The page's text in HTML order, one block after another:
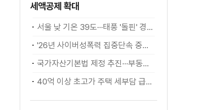
세액공제 확대
서울 낮 기온 39도···태풍 '돌핀' 경로 변수
'26년 사이버성폭력 집중단속 중간성과 발표···향후 추진계획은?
국가자산기본법 제정 추진···부동산·주식 등 통합 관리
40억 이상 초고가 주택 세부담 급증···실수요자 보호 강화